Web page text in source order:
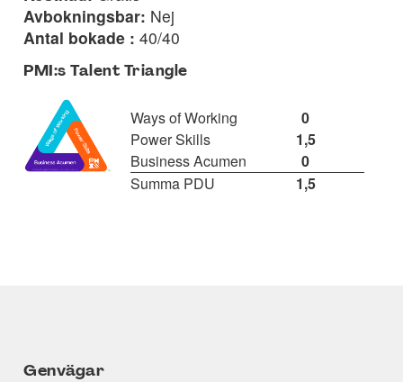
Avbokningsbar: Nej
Antal bokade : 40/40
PMI:s Talent Triangle
Ways of Working
0
Power Skills
1,5
Business Acumen
0
Summa PDU
1,5
Genvägar